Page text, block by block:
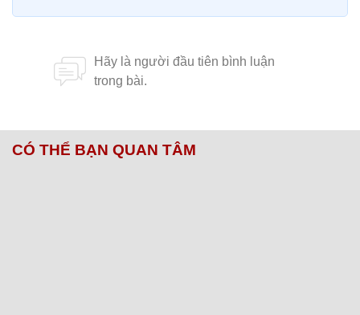
CÓ THỂ BẠN QUAN TÂM